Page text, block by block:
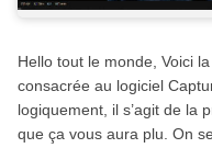
Hello tout le monde, Voici
consacrée au logiciel
logiquement, il s’agit de la
que ça vous aura plu. On